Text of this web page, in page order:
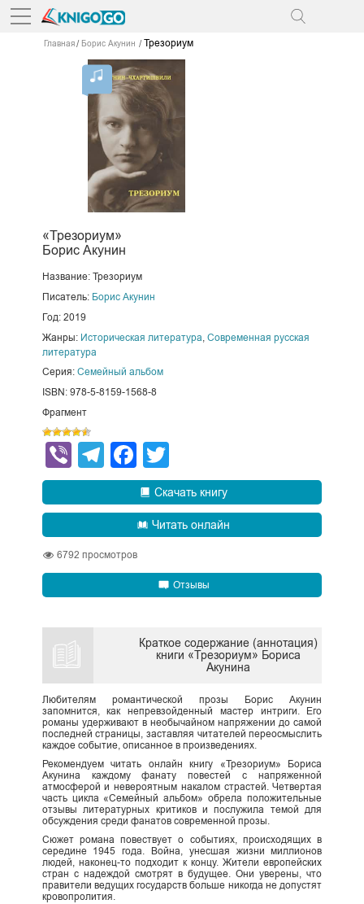
Главная Борис Акунин Трезориум
«Трезориум»
Борис Акунин
Название: Трезориум
Писатель: Борис Акунин
Год: 2019
Жанры: Историческая литература Современная русская
литература
Серия: Семейный альбом
ISBN: 978-5-8159-1568-8
Фрагмент
ViberTelegram
Facebook
Скачать книгу
Читать онлайн
6792 просмотров
Отзывы
Краткое содержание (аннотация)
книги «Трезориум» Бориса
Акунина
Любителям романтической прозы Борис Акунин
запомнится, как непревзойденный мастер интриги. Его
романы удерживают в необычайном напряжении до самой
последней страницы, заставляя читателей переосмыслить
каждое событие, описанное в произведениях.
Рекомендуем читать онлайн книгу «Трезориум» Бориса
Акунина каждому фанату повестей с напряженной
атмосферой и невероятным накалом страстей. Четвертая
часть цикла «Семейный альбом» обрела положительные
отзывы литературных критиков и послужила темой для
обсуждения среди фанатов современной прозы.
Сюжет романа повествует о событиях, происходящих в
середине 1945 года. Война, унесшая жизни миллионов
людей, наконец-то подходит к концу. Жители европейских
стран с надеждой смотрят в будущее. Они уверены, что
правители ведущих государств больше никогда не допустят
кровопролития.